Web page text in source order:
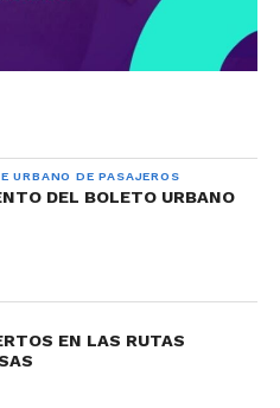
URBANO DE PASAJEROS
DEL BOLETO URBANO
EN LAS RUTAS